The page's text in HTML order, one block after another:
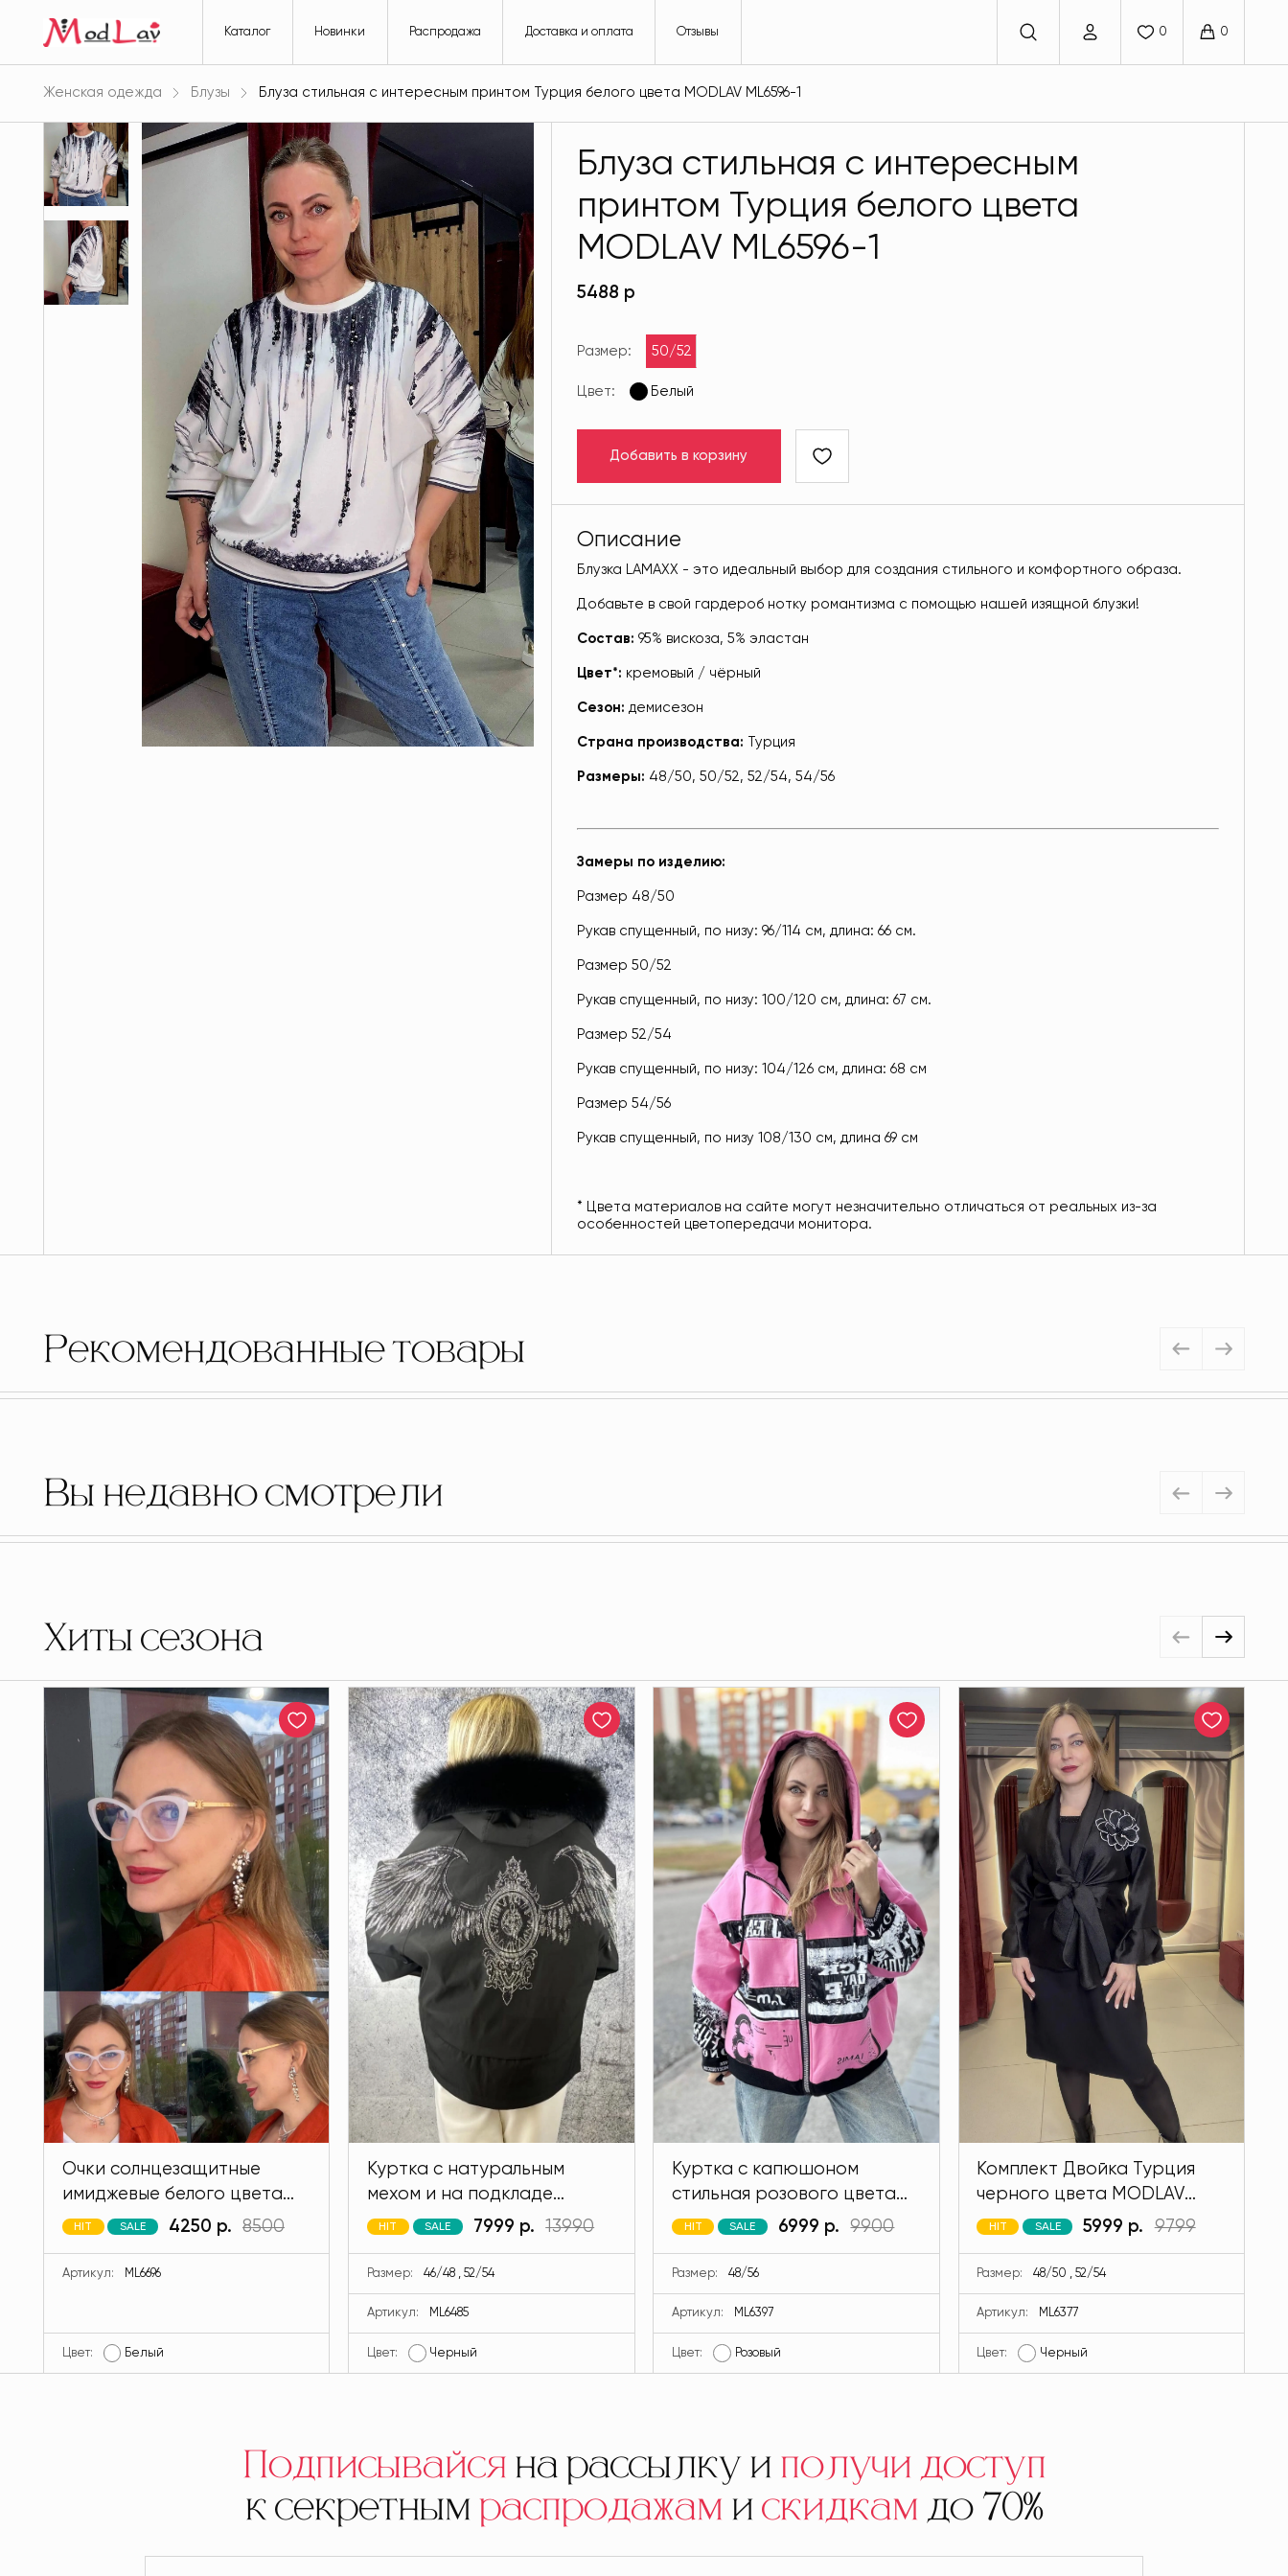
Каталог Новинки Распродажа Доставка и оплата Отзывы
Женская одежда Блузы Блуза стильная с интересным принтом Турция белого цвета MODLAV ML6596-1
Блуза стильная с интересным
принтом Турция белого цвета
MODLAV ML6596-1
5488 р
Размер: 50/52
Цвет: Белый
Добавить в корзину
Описание
Блузка LAMAXX - это идеальный выбор для создания стильного и комфортного образа.
Добавьте в свой гардероб нотку романтизма с помощью нашей изящной блузки!
Состав: 95% вискоза, 5% эластан
Цвет*: кремовый / чёрный
Сезон: демисезон
Страна производства: Турция
Размеры: 48/50, 50/52, 52/54, 54/56
Замеры по изделию:
Размер 48/50
Рукав спущенный, по низу: 96/114 см, длина: 66 см.
Размер 50/52
Рукав спущенный, по низу: 100/120 см, длина: 67 см.
Размер 52/54
Рукав спущенный, по низу: 104/126 см, длина: 68 см
Размер 54/56
Рукав спущенный, по низу 108/130 см, длина 69 см
* Цвета материалов на сайте могут незначительно отличаться от реальных из-за
особенностей цветопередачи монитора.
Рекомендованные товары
Вы недавно смотрели
Хиты сезона
Очки солнцезащитные
имиджевые белого цвета
MODLAV ML6696-1
HIT SALE 4250 р. 8500
Артикул: ML6696
Цвет: Белый
Куртка с натуральным
мехом и на подкладе
кролик черного цвета
HIT SALE 7999 р. 13990
Размер: 46/48 , 52/54
Артикул: ML6485
Цвет: Черный
Куртка с капюшоном
стильная розового цвета
MODLAV ML6397-26
HIT SALE 6999 р. 9900
Размер: 48/56
Артикул: ML6397
Цвет: Розовый
Комплект Двойка Турция
черного цвета MODLAV
ML6377-13
HIT SALE 5999 р. 9799
Размер: 48/50 , 52/54
Артикул: ML6377
Цвет: Черный
Подписывайсяна рассылку иполучи доступ
к секретнымраспродажамискидкамдо 70%